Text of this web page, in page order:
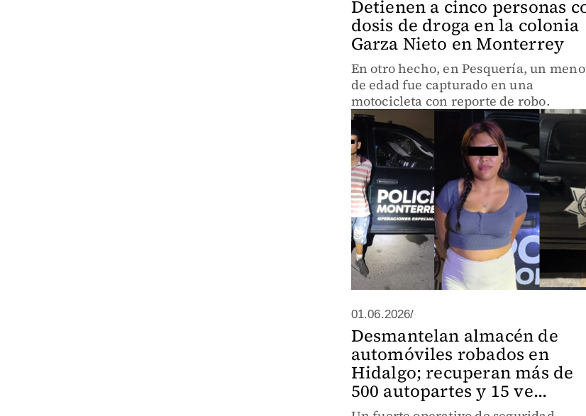
Detienen a cinco personas
dosis de droga en la colonia
Garza Nieto en Monterrey
En otro hecho, en Pesquería, un
de edad fue capturado en una
motocicleta con reporte de robo.
01.06.2026/
Desmantelan almacén de
automóviles robados en
Hidalgo; recuperan más de
500 autopartes y 15 ve...